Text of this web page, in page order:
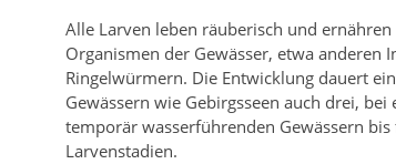
Alle Larven leben räuberisch und
Organismen der Gewässer, etwa anderen
Ringelwürmern. Die Entwicklung dauert
Gewässern wie Gebirgsseen auch drei,
temporär wasserführenden Gewässern
Larvenstadien.